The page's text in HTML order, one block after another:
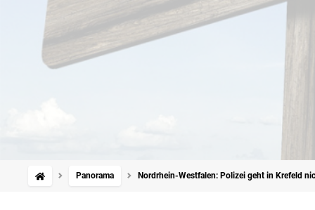
Panorama Nordrhein-Westfalen: Polizei geht in Krefeld